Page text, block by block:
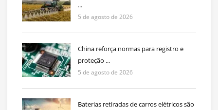
...
5 de agosto de 2026
China reforça normas para registro e
proteção ...
5 de agosto de 2026
Baterias retiradas de carros elétricos são